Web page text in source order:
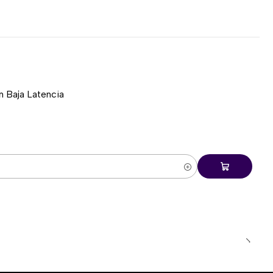
Baja Latencia